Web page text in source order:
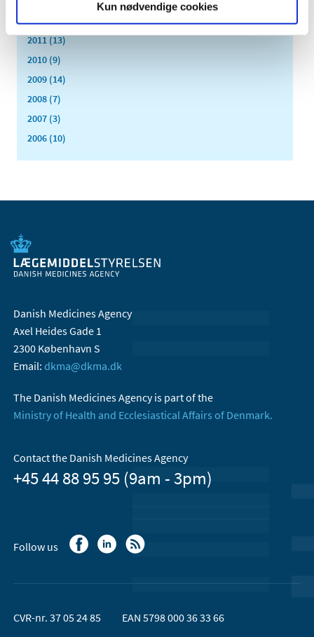
Kun nødvendige cookies
2012 (11)
2011 (13)
2010 (9)
2009 (14)
2008 (7)
2007 (3)
2006 (10)
Danish Medicines Agency
Axel Heides Gade 1
2300 København S
Email: dkma@dkma.dk
The Danish Medicines Agency is part of the
Ministry of Health and Ecclesiastical Affairs of Denmark.
Contact the Danish Medicines Agency
+45 44 88 95 95 (9am - 3pm)
Follow us
CVR-nr. 37 05 24 85 EAN 5798 000 36 33 66